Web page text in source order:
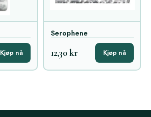
Kjøp nå
Serophene
12,30 kr Kjøp nå